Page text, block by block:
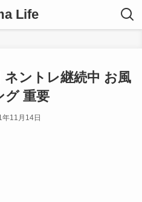
Life
ネントレ継続中 お風
グ 重要
年11月14日